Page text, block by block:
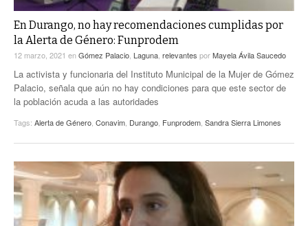
En Durango, no hay recomendaciones cumplidas por
la Alerta de Género: Funprodem
12 marzo, 2021 enGómez Palacio Laguna relevantes porMayela Ávila Saucedo
La activista y funcionaria del Instituto Municipal de la Mujer de Gómez
Palacio, señala que aún no hay condiciones para que este sector de
la población acuda a las autoridades
Tags: Alerta de Género Conavim Durango Funprodem Sandra Sierra Limones